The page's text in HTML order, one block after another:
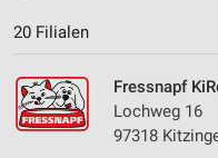
20 Filialen
Fressnapf
Lochweg 16
97318